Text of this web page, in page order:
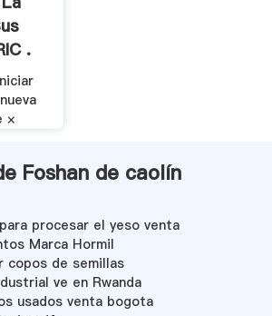
.
×
Foshan de caolín
procesar el yeso venta
Marca Hormil
copos de semillas
ve en Rwanda
usados venta bogota